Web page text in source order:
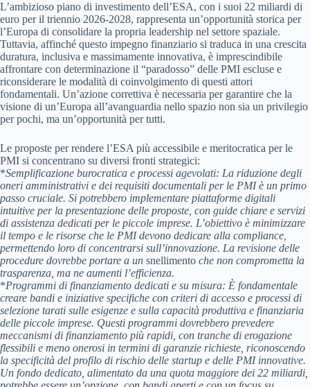
L’ambizioso piano di investimento dell’ESA, con i suoi 22 miliardi di
euro per il triennio 2026-2028, rappresenta un’opportunità storica per
l’Europa di consolidare la propria leadership nel settore spaziale.
Tuttavia, affinché questo impegno finanziario si traduca in una crescita
duratura, inclusiva e massimamente innovativa, è imprescindibile
affrontare con determinazione il “paradosso” delle PMI escluse e
riconsiderare le modalità di coinvolgimento di questi attori
fondamentali. Un’azione correttiva è necessaria per garantire che la
visione di un’Europa all’avanguardia nello spazio non sia un privilegio
per pochi, ma un’opportunità per tutti.
Le proposte per rendere l’ESA più accessibile e meritocratica per le
PMI si concentrano su diversi fronti strategici:
*Semplificazione burocratica e processi agevolati: La riduzione degli
oneri amministrativi e dei requisiti documentali per le PMI è un primo
passo cruciale. Si potrebbero implementare piattaforme digitali
intuitive per la presentazione delle proposte, con guide chiare e servizi
di assistenza dedicati per le piccole imprese. L’obiettivo è minimizzare
il tempo e le risorse che le PMI devono dedicare alla compliance,
permettendo loro di concentrarsi sull’innovazione. La revisione delle
procedure dovrebbe portare a un snellimento che non comprometta la
trasparenza, ma ne aumenti l’efficienza.
*Programmi di finanziamento dedicati e su misura: È fondamentale
creare bandi e iniziative specifiche con criteri di accesso e processi di
selezione tarati sulle esigenze e sulla capacità produttiva e finanziaria
delle piccole imprese. Questi programmi dovrebbero prevedere
meccanismi di finanziamento più rapidi, con tranche di erogazione
flessibili e meno onerosi in termini di garanzie richieste, riconoscendo
la specificità del profilo di rischio delle startup e delle PMI innovative.
Un fondo dedicato, alimentato da una quota maggiore dei 22 miliardi,